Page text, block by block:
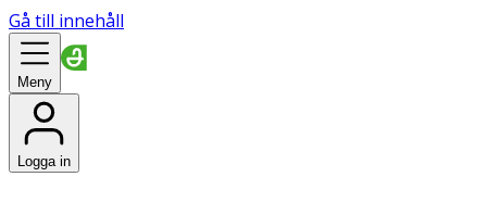
Gå till innehåll
Meny
Logga in